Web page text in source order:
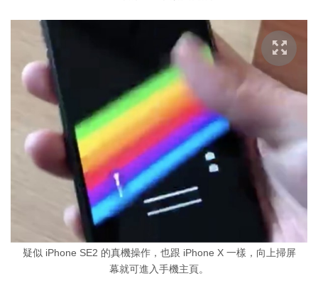
疑似 iPhone SE2 的真機操作，也跟 iPhone X 一樣，向上掃屏
幕就可進入手機主頁。